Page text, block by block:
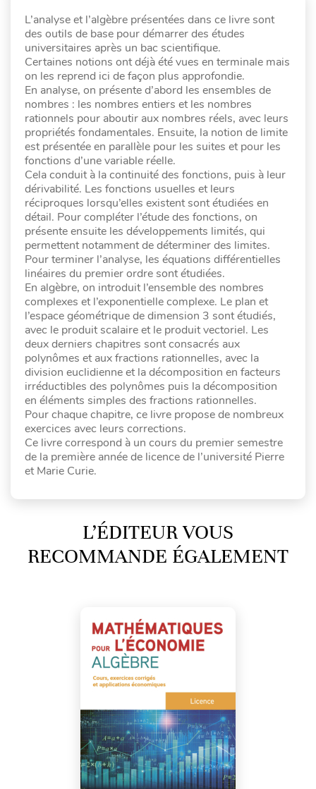
L’analyse et l’algèbre présentées dans ce livre sont
des outils de base pour démarrer des études
universitaires après un bac scientifique.
Certaines notions ont déjà été vues en terminale mais
on les reprend ici de façon plus approfondie.
En analyse, on présente d’abord les ensembles de
nombres : les nombres entiers et les nombres
rationnels pour aboutir aux nombres réels, avec leurs
propriétés fondamentales. Ensuite, la notion de limite
est présentée en parallèle pour les suites et pour les
fonctions d’une variable réelle.
Cela conduit à la continuité des fonctions, puis à leur
dérivabilité. Les fonctions usuelles et leurs
réciproques lorsqu’elles existent sont étudiées en
détail. Pour compléter l’étude des fonctions, on
présente ensuite les développements limités, qui
permettent notamment de déterminer des limites.
Pour terminer l’analyse, les équations différentielles
linéaires du premier ordre sont étudiées.
En algèbre, on introduit l’ensemble des nombres
complexes et l’exponentielle complexe. Le plan et
l’espace géométrique de dimension 3 sont étudiés,
avec le produit scalaire et le produit vectoriel. Les
deux derniers chapitres sont consacrés aux
polynômes et aux fractions rationnelles, avec la
division euclidienne et la décomposition en facteurs
irréductibles des polynômes puis la décomposition
en éléments simples des fractions rationnelles.
Pour chaque chapitre, ce livre propose de nombreux
exercices avec leurs corrections.
Ce livre correspond à un cours du premier semestre
de la première année de licence de l’université Pierre
et Marie Curie.
L’ÉDITEUR VOUS
RECOMMANDE ÉGALEMENT